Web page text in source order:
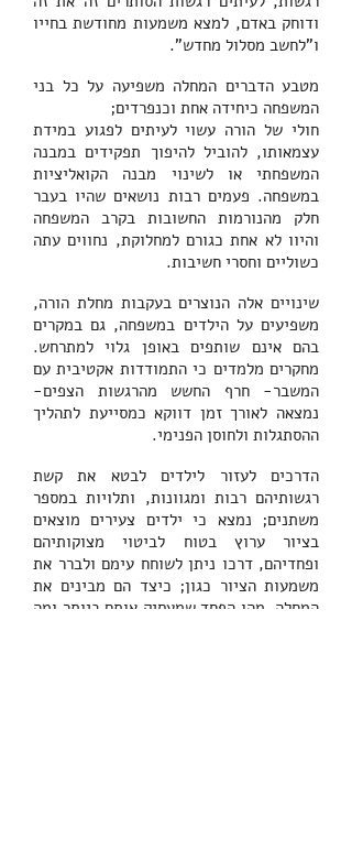
ודוחק באדם, למצא משמעות מחודשת בחייו
ו"לחשב מסלול מחדש".
מטבע הדברים המחלה משפיעה על כל בני
המשפחה כיחידה אחת וכנפרדים;
חולי של הורה עשוי לעיתים לפגוע במידת
עצמאותו, להוביל להיפוך תפקידים במבנה
המשפחתי או לשינוי מבנה הקואליציות
במשפחה. פעמים רבות נושאים שהיו בעבר
חלק מהנורמות החשובות בקרב המשפחה
והיוו לא אחת כגורם למחלוקת, נחווים עתה
כשוליים וחסרי חשיבות.
שינויים אלה הנוצרים בעקבות מחלת הורה,
משפיעים על הילדים במשפחה, גם במקרים
בהם אינם שותפים באופן גלוי למתרחש.
מחקרים מלמדים כי התמודדות אקטיבית עם
המשבר- חרף החשש מהרגשות הצפים-
נמצאה לאורך זמן דווקא כמסייעת לתהליך
ההסתגלות ולחוסן הפנימי.
הדרכים לעזור לילדים לבטא את קשת
רגשותיהם רבות ומגוונות, ותלויות במספר
משתנים; נמצא כי ילדים צעירים מוצאים
בציור ערוץ בטוח לביטוי מצוקותיהם
ופחדיהם, דרכו ניתן לשוחח עימם ולברר את
משמעות הציור כגון; כיצד הם מבינים את
המחלה, מהו הפחד שמעסיק אותם ביותר ומה